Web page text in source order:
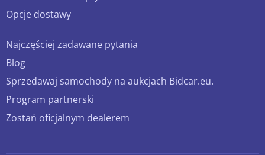
Opcje dostawy
Najczęściej zadawane pytania
Blog
Sprzedawaj samochody na aukcjach Bidcar.eu.
Program partnerski
Zostań oficjalnym dealerem